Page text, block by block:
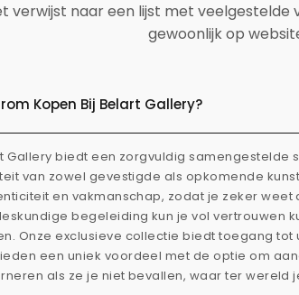
verwijst naar een lijst met
gewoonlijk op
Kopen Bij Belart Gallery?
Gallery biedt een zorgvuldig samengestelde
van zowel gevestigde als opkomende
en vakmanschap, zodat je zeker
begeleiding kun je vol vertrouwen
Onze exclusieve collectie biedt toegang tot
een uniek voordeel met de optie om
als ze je niet bevallen, waar ter wereld